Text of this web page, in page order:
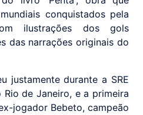
conquistados pela
ilustrações dos gols
das narrações originais do
justamente durante a SRE
de Janeiro, e a primeira
jogador Bebeto, campeão